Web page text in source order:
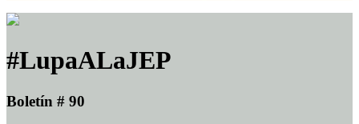
#LupaALaJEP
Boletín # 90